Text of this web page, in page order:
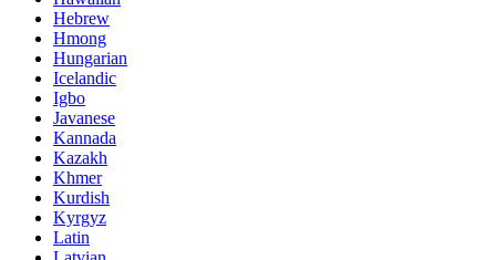
Hebrew
Hmong
Hungarian
Icelandic
Igbo
Javanese
Kannada
Kazakh
Khmer
Kurdish
Kyrgyz
Latin